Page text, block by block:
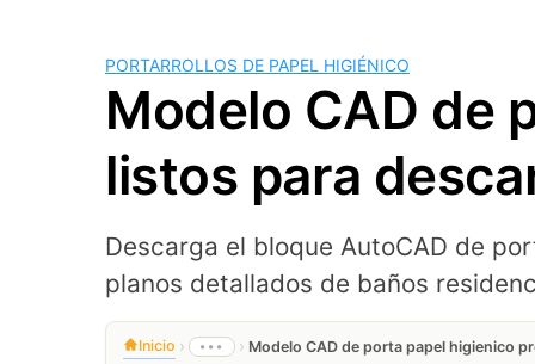
PORTARROLLOS DE PAPEL HIGIÉNICO
Modelo CAD de
listos para
Descarga el bloque AutoCAD de
planos detallados de baños
Inicio › ••• › Modelo CAD de porta papel higienico